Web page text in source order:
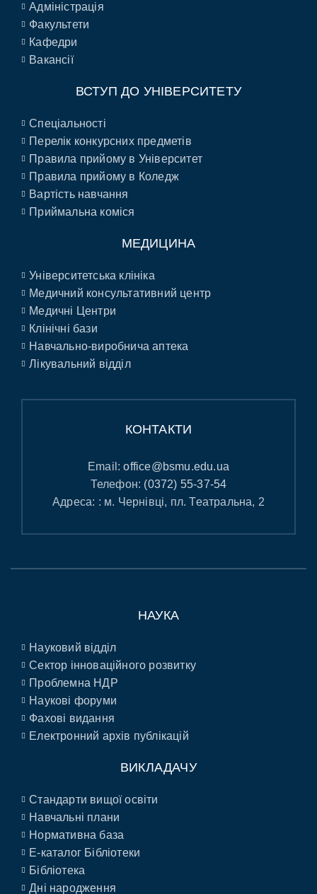
Адміністрація
Факультети
Кафедри
Вакансії
ВСТУП ДО УНІВЕРСИТЕТУ
Спеціальності
Перелік конкурсних предметів
Правила прийому в Університет
Правила прийому в Коледж
Вартість навчання
Приймальна коміся
МЕДИЦИНА
Університетська клініка
Медичний консультативний центр
Медичні Центри
Клінічні бази
Навчально-виробнича аптека
Лікувальний відділ
КОНТАКТИ
Email:office@bsmu.edu.ua
Телефон: (0372) 55-37-54
Адреса: : м. Чернівці, пл. Театральна, 2
НАУКА
Науковий відділ
Сектор інноваційного розвитку
Проблемна НДР
Наукові форуми
Фахові видання
Електронний архів публікацій
ВИКЛАДАЧУ
Стандарти вищої освіти
Навчальні плани
Нормативна база
E-каталог Бібліотеки
Бібліотека
Дні народження